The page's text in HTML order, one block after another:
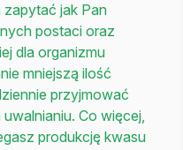
zapytać jak Pan
postaci oraz
dla organizmu
mniejszą ilość
przyjmować
Co więcej,
produkcję kwasu